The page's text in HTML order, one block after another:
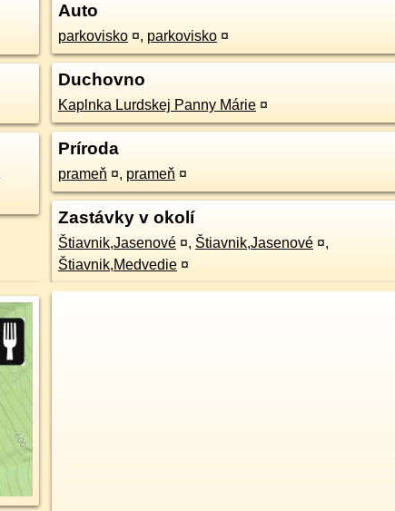
Auto
parkovisko ¤, parkovisko ¤
Duchovno
Kaplnka Lurdskej Panny Márie ¤
Príroda
prameň ¤, prameň ¤
Zastávky v okolí
Štiavnik,Jasenové ¤, Štiavnik,Jasenové ¤,
Štiavnik,Medvedie ¤